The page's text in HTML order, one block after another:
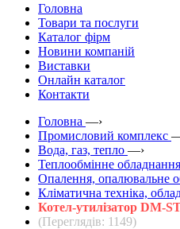
Головна
Товари та послуги
Каталог фірм
Новини компаній
Виставки
Онлайн каталог
Контакти
Головна —›
Промисловий комплекс
Вода, газ, тепло —›
Теплообмінне обладнання
Опалення, опалювальне
Кліматична техніка,
Котел-утилізатор DM-
(Переглядів: 1149)